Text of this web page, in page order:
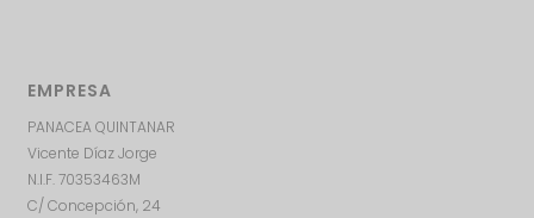
EMPRESA
PANACEA QUINTANAR
Vicente Díaz Jorge
N.I.F. 70353463M
C/ Concepción, 24